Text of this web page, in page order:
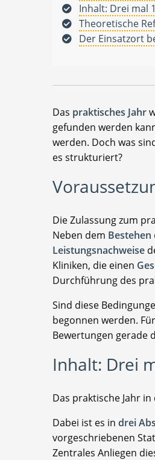
Inhalt: Drei mal
Theoretische
Der Einsatzort
Das praktisches Jahr
gefunden werden
werden. Doch was
es strukturiert?
Die Zulassung zum
Neben dem
Leistungsnachweise
Kliniken, die einen
Durchführung des
Sind diese
begonnen werden.
Bewertungen gerade
Inhalt: Drei
Das praktische Jahr
Dabei ist es in drei
vorgeschriebenen
Zentrales Anliegen